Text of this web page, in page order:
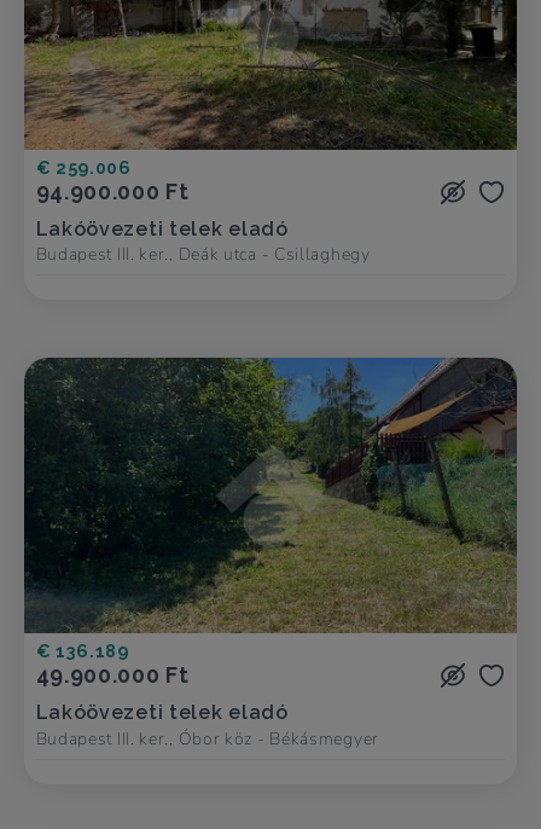
€ 259.006
94.900.000 Ft
Lakóövezeti telek eladó
Budapest III. ker., Deák utca - Csillaghegy
€ 136.189
49.900.000 Ft
Lakóövezeti telek eladó
Budapest III. ker., Óbor köz - Békásmegyer